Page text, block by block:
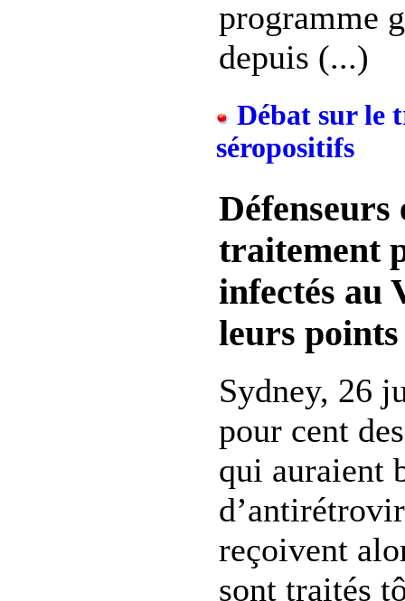
programme
depuis (...)
Débat sur le
séropositifs
traitement
infectés au
leurs points
Sydney, 26
pour cent
qui auraient
reçoivent
sont traités